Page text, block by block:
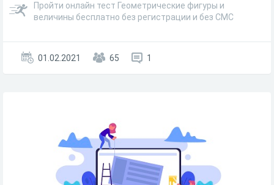
Пройти онлайн тест Геометрические фигуры и
величины бесплатно без регистрации и без СМС
01.02.2021 65 1